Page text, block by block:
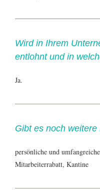
Wird in Ihrem
entlohnt und in
Ja.
Gibt es noch weitere
persönliche und
Mitarbeiterrabatt, Kantine